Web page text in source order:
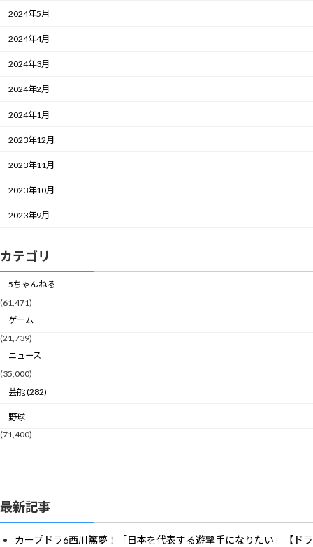
2024年5月
2024年4月
2024年3月
2024年2月
2024年1月
2023年12月
2023年11月
2023年10月
2023年9月
カテゴリ
5ちゃんねる
(61,471)
ゲーム
(21,739)
ニュース
(35,000)
芸能 (282)
野球
(71,400)
最新記事
カープドラ6西川篤夢！「日本を代表する遊撃手になりたい」【ドラ